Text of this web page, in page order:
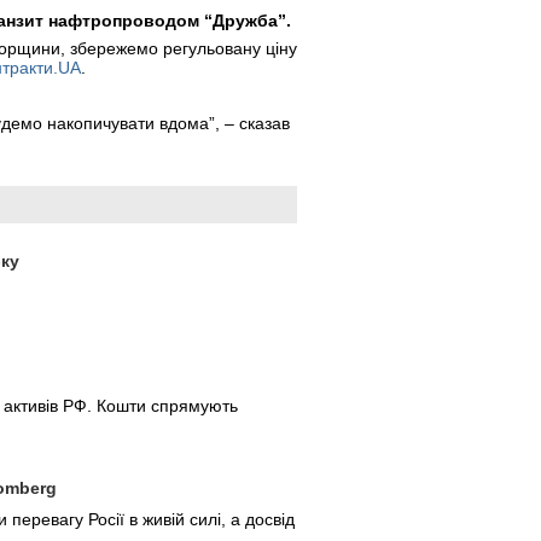
нафтропроводом “Дружба”.
збережемо регульовану ціну
накопичувати вдома”, – сказав
активів РФ. Кошти спрямують
Росії в живій силі, а досвід